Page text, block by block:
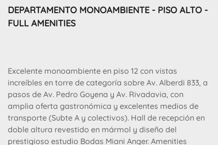
DEPARTAMENTO MONOAMBIENTE - PISO ALTO -
FULL AMENITIES
Excelente monoambiente en piso 12 con vistas
increíbles en torre de categoría sobre Av. Alberdi 833, a
pasos de Av. Pedro Goyena y Av. Rivadavia, con
amplia oferta gastronómica y excelentes medios de
transporte (Subte A y colectivos). Hall de recepción en
doble altura revestido en mármol y diseño del
prestigioso estudio Bodas Miani Anger. Amenities